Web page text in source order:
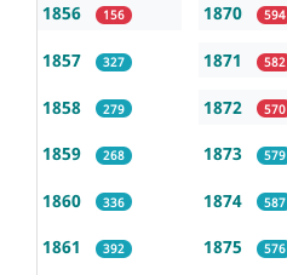
1856 156
1857 327
1858 279
1859 268
1860 336
1861 392
1870 594
1871 582
1872 570
1873 579
1874 587
1875 576